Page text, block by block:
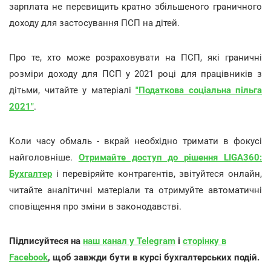
зарплата не перевищить кратно збільшеного граничного
доходу для застосування ПСП на дітей.
Про те, хто може розраховувати на ПСП, які граничні
розміри доходу для ПСП у 2021 році для працівників з
дітьми, читайте у матеріалі "Податкова соціальна пільга
2021".
Коли часу обмаль - вкрай необхідно тримати в фокусі
найголовніше.
Отримайте доступ до рішення LIGA360:
Бухгалтер і перевіряйте контрагентів, звітуйтеся онлайн,
читайте аналітичні матеріали та отримуйте автоматичні
сповіщення про зміни в законодавстві.
Підписуйтеся на наш канал у Telegram і сторінку в
Facebook, щоб завжди бути в курсі бухгалтерських подій.